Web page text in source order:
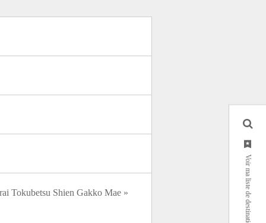
Voir ma liste de destinations
Tokubetsu Shien Gakko Mae »